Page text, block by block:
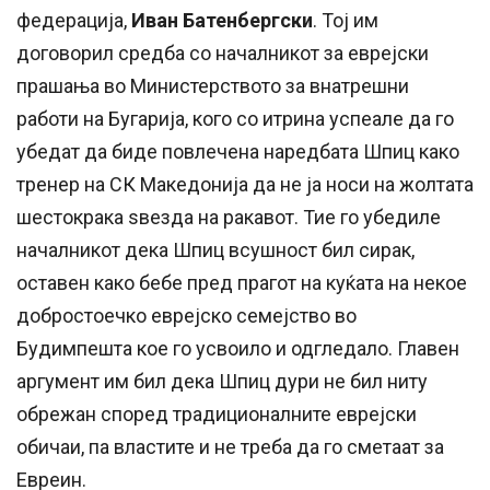
федерација, Иван Батенбергски. Тој им
договорил средба со началникот за еврејски
прашања во Министерството за внатрешни
работи на Бугарија, кого со итрина успеале да го
убедат да биде повлечена наредбата Шпиц како
тренер на СК Македонија да не ја носи на жолтата
шестокрака ѕвезда на ракавот. Тие го убедиле
началникот дека Шпиц всушност бил сирак,
оставен како бебе пред прагот на куќата на некое
добростоечко еврејско семејство во
Будимпешта кое го усвоило и одгледало. Главен
аргумент им бил дека Шпиц дури не бил ниту
обрежан според традиционалните еврејски
обичаи, па властите и не треба да го сметаат за
Евреин.